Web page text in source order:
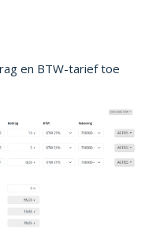
en BTW-tarief toe